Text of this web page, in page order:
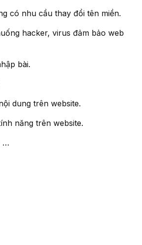
có nhu cầu thay đổi tên miền.
hacker, virus đảm bảo web
bài.
dung trên website.
năng trên website.
…